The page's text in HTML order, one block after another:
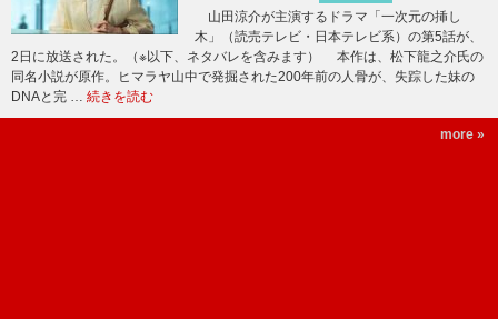
山田涼介が主演するドラマ「一次元の挿し
木」（読売テレビ・日本テレビ系）の第5話が、
2日に放送された。（※以下、ネタバレを含みます） 本作は、松下龍之介氏の
同名小説が原作。ヒマラヤ山中で発掘された200年前の人骨が、失踪した妹の
DNAと完 … 続きを読む
more »